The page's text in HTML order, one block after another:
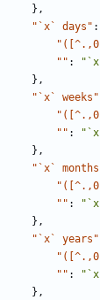
} ,
"`x` days" :
"" :
} ,
"`x` weeks"
"" :
} ,
"`x`
"" :
} ,
"`x` years"
"" :
} ,